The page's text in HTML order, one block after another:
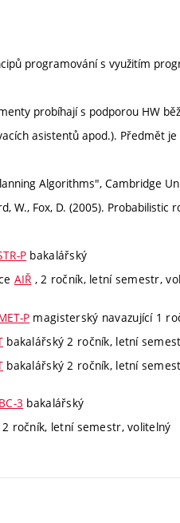
programování s využitím
probíhají s podporou HW
asistentů apod.). Předmět
Algorithms", Cambridge
W., Fox, D. (2005). Probabilistic
P bakalářský
AIŘ , 2 ročník, letní semestr,
P magisterský navazující 1
bakalářský 2 ročník, letní
bakalářský 2 ročník, letní
3 bakalářský
2 ročník, letní semestr, volitelný